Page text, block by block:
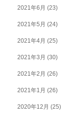
2021年6月 (23)
2021年5月 (24)
2021年4月 (25)
2021年3月 (30)
2021年2月 (26)
2021年1月 (26)
2020年12月 (25)